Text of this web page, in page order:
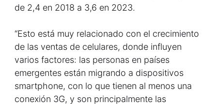
de 2,4 en 2018 a 3,6 en 2023.
“Esto está muy relacionado con el crecimiento
de las ventas de celulares, donde influyen
varios factores: las personas en países
emergentes están migrando a dispositivos
smartphone, con lo que tienen al menos una
conexión 3G, y son principalmente las